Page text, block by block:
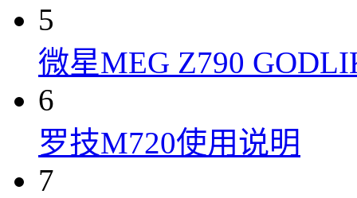
5
微星MEG Z790
6
罗技M720使用说明
7